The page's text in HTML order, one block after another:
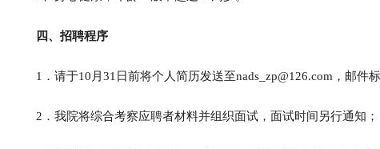
四、招聘程序
1．请于10月31日前将个人简历发送至nads_zp@126.com，邮件
2．我院将综合考察应聘者材料并组织面试，面试时间另行通知；